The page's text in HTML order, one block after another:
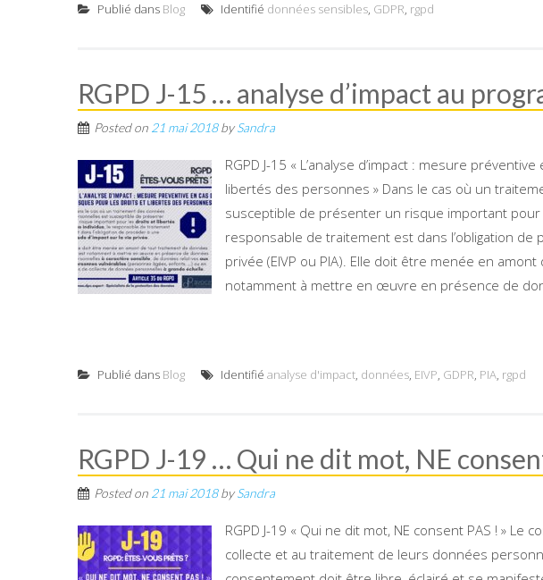
Publié dans Blog Identifié données sensibles, GDPR, rgpd
RGPD J-15 … analyse d’impact au
Posted on 21 mai 2018bySandra
RGPD J-15 « L’analyse d’impact : mesure
libertés des personnes » Dans le cas où un
susceptible de présenter un risque important
responsable de traitement est dans l’obligation de
privée (EIVP ou PIA). Elle doit être menée en
notamment à mettre en œuvre en présence de
Publié dans Blog Identifié analyse d'impact, données, EIVP, GDPR, PIA, rgpd
RGPD J-19 … Qui ne dit mot, NE
Posted on 21 mai 2018bySandra
RGPD J-19 « Qui ne dit mot, NE consent PAS ! »
collecte et au traitement de leurs données